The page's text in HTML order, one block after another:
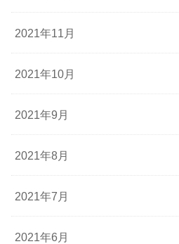
2021年11月
2021年10月
2021年9月
2021年8月
2021年7月
2021年6月